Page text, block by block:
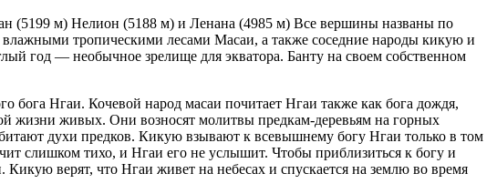
(5199 м) Нелион (5188 м) и Ленана (4985 м) Все вершины названы по
тропическими лесами Масаи, а также соседние народы кикую и
год — необычное зрелище для экватора. Банту на своем собственном
бога Нгаи. Кочевой народ масаи почитает Нгаи также как бога дождя,
жизни живых. Они возносят молитвы предкам-деревьям на горных
духи предков. Кикую взывают к всевышнему богу Нгаи только в том
слишком тихо, и Нгаи его не услышит. Чтобы приблизиться к богу и
верят, что Нгаи живет на небесах и спускается на землю во время